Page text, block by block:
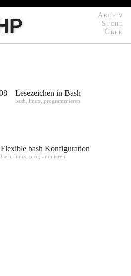
Archiv
Suche
Über
Lesezeichen in Bash
bash linux programmieren
Flexible bash Konfiguration
bash linux programmieren